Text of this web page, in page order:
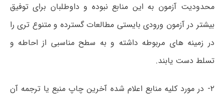
محدودیت آزمون به این منابع نبوده و داوطلبان برای توفیق
بیشتر در آزمون ورودی بایستی مطالعات گسترده و متنوع تری را
در زمینه های مربوطه داشته و به سطح مناسبی از احاطه و
تسلط دست یابند.
۲- در مورد کلیه منابع اعلام شده
آخرین چاپ منبع یا ترجمه آن